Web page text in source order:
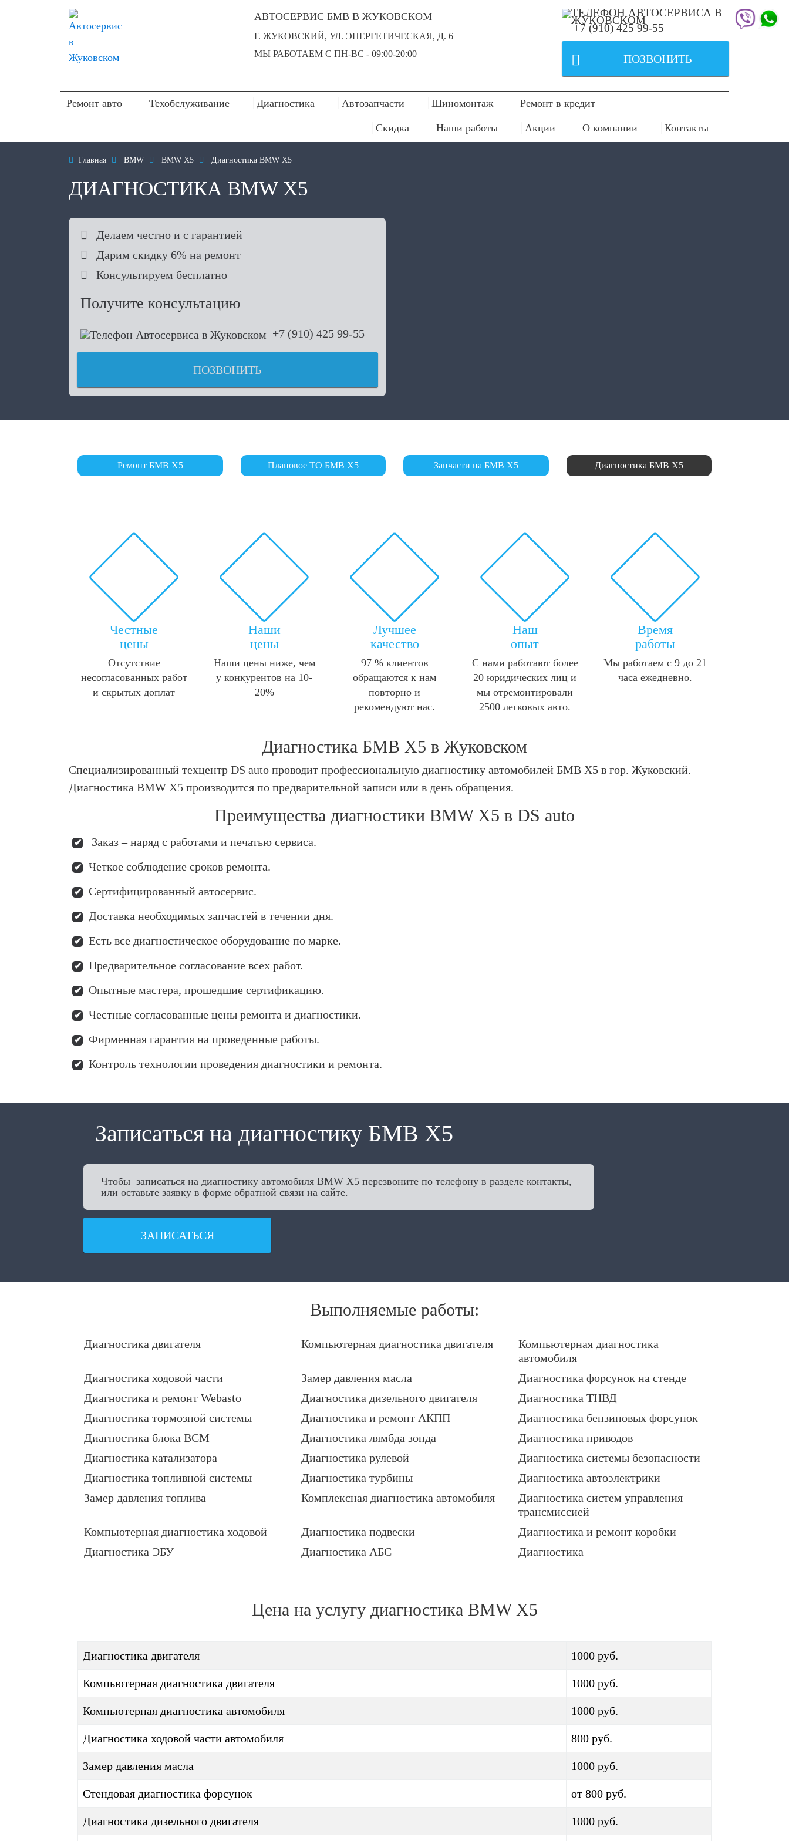
АВТОСЕРВИС БМВ В ЖУКОВСКОМ
Г. ЖУКОВСКИЙ, УЛ. ЭНЕРГЕТИЧЕСКАЯ, Д. 6
МЫ РАБОТАЕМ С ПН-ВC - 09:00-20:00
+7 (910) 425 99-55
 ПОЗВОНИТЬ
Ремонт авто Техобслуживание Диагностика Автозапчасти Шиномонтаж Ремонт в кредит
Скидка Наши работы Акции О компании Контакты
 Главная  BMW  BMW X5  Диагностика BMW X5
ДИАГНОСТИКА BMW X5
 Делаем честно и с гарантией
 Дарим скидку 6% на ремонт
 Консультируем бесплатно
Получите консультацию
+7 (910) 425 99-55
ПОЗВОНИТЬ
Ремонт БМВ Х5 Плановое ТО БМВ Х5 Запчасти на БМВ Х5 Диагностика БМВ Х5
Честные
цены
Отсутствие
несогласованных работ
и скрытых доплат
Наши
цены
Наши цены ниже, чем
у конкурентов на 10-
20%
Лучшее
качество
97 % клиентов
обращаются к нам
повторно и
рекомендуют нас.
Наш
опыт
С нами работают более
20 юридических лиц и
мы отремонтировали
2500 легковых авто.
Время
работы
Мы работаем с 9 до 21
часа ежедневно.
Диагностика БМВ X5 в Жуковском
Специализированный техцентр DS auto проводит профессиональную диагностику автомобилей БМВ X5 в гор. Жуковский.
Диагностика BMW X5 производится по предварительной записи или в день обращения.
Преимущества диагностики BMW X5 в DS auto
Заказ – наряд с работами и печатью сервиса.
Четкое соблюдение сроков ремонта.
Сертифицированный автосервис.
Доставка необходимых запчастей в течении дня.
Есть все диагностическое оборудование по марке.
Предварительное согласование всех работ.
Опытные мастера, прошедшие сертификацию.
Честные согласованные цены ремонта и диагностики.
Фирменная гарантия на проведенные работы.
Контроль технологии проведения диагностики и ремонта.
Записаться на диагностику БМВ Х5
Чтобы записаться на диагностику автомобиля BMW X5 перезвоните по телефону в разделе контакты,
или оставьте заявку в форме обратной связи на сайте.
ЗАПИСАТЬСЯ
Выполняемые работы:
Диагностика двигателя Компьютерная диагностика двигателя
Компьютерная диагностика
автомобиля
Диагностика ходовой части
Замер давления масла
Диагностика форсунок на стенде
Диагностика и ремонт Webasto
Диагностика дизельного двигателя
Диагностика ТНВД
Диагностика тормозной системы
Диагностика и ремонт АКПП
Диагностика бензиновых форсунок
Диагностика блока BCM
Диагностика лямбда зонда
Диагностика приводов
Диагностика катализатора
Диагностика рулевой
Диагностика системы безопасности
Диагностика топливной системы
Диагностика турбины
Диагностика автоэлектрики
Замер давления топлива
Комплексная диагностика автомобиля
Диагностика систем управления
трансмиссией
Компьютерная диагностика ходовой
Диагностика подвески
Диагностика и ремонт коробки
Диагностика ЭБУ
Диагностика АБС Диагностика
Цена на услугу диагностика BMW X5
Диагностика двигателя 1000 руб.
Компьютерная диагностика двигателя 1000 руб.
Компьютерная диагностика автомобиля 1000 руб.
Диагностика ходовой части автомобиля 800 руб.
Замер давления масла 1000 руб.
Стендовая диагностика форсунок от 800 руб.
Диагностика дизельного двигателя 1000 руб.